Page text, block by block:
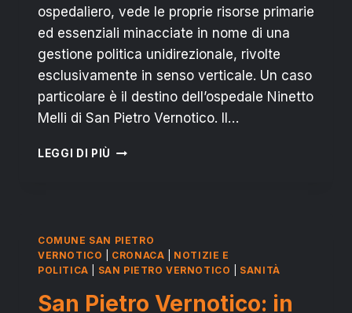
ospedaliero, vede le proprie risorse primarie
ed essenziali minacciate in nome di una
gestione politica unidirezionale, rivolte
esclusivamente in senso verticale. Un caso
particolare è il destino dell’ospedale Ninetto
Melli di San Pietro Vernotico. Il…
LEGGI DI PIÙ #SALVIAMOILMELLI:
COMUNE SAN PIETRO
VERNOTICO
CRONACA
NOTIZIE E
POLITICA
SAN PIETRO VERNOTICO SANITÀ
San Pietro Vernotico: in